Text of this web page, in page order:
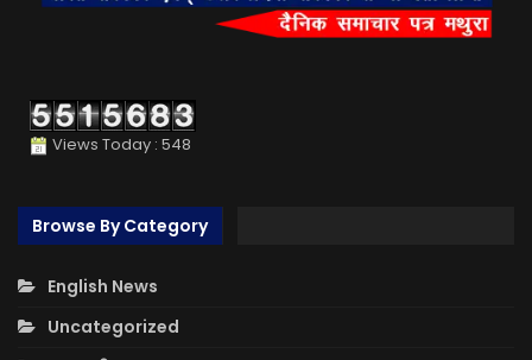
Views Today : 548
Browse By Category
English News
Uncategorized